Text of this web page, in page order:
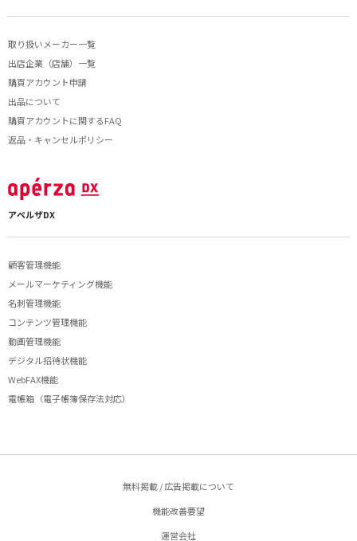
取り扱いメーカー一覧
出店企業（店舗）一覧
購買アカウント申請
出品について
購買アカウントに関するFAQ
返品・キャンセルポリシー
アペルザDX
顧客管理機能
メールマーケティング機能
名刺管理機能
コンテンツ管理機能
動画管理機能
デジタル招待状機能
WebFAX機能
電帳箱（電子帳簿保存法対応）
無料掲載 / 広告掲載について
機能改善要望
運営会社